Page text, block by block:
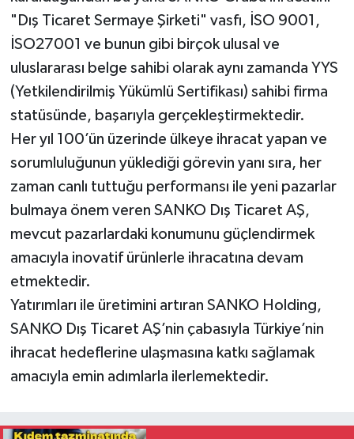
"Dış Ticaret Sermaye Şirketi" vasfı, İSO 9001,
İSO27001 ve bunun gibi birçok ulusal ve
uluslararası belge sahibi olarak aynı zamanda YYS
(Yetkilendirilmiş Yükümlü Sertifikası) sahibi firma
statüsünde, başarıyla gerçekleştirmektedir.
Her yıl 100’ün üzerinde ülkeye ihracat yapan ve
sorumluluğunun yüklediği görevin yanı sıra, her
zaman canlı tuttuğu performansı ile yeni pazarlar
bulmaya önem veren SANKO Dış Ticaret AŞ,
mevcut pazarlardaki konumunu güçlendirmek
amacıyla inovatif ürünlerle ihracatına devam
etmektedir.
Yatırımları ile üretimini artıran SANKO Holding,
SANKO Dış Ticaret AŞ’nin çabasıyla Türkiye’nin
ihracat hedeflerine ulaşmasına katkı sağlamak
amacıyla emin adımlarla ilerlemektedir.